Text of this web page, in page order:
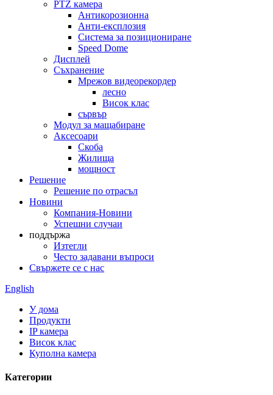
PTZ камера
Антикорозионна
Анти-експлозия
Система за позициониране
Speed ​​Dome
Дисплей
Съхранение
Мрежов видеорекордер
лесно
Висок клас
сървър
Модул за мащабиране
Аксесоари
Скоба
Жилища
мощност
Решение
Решение по отрасъл
Новини
Компания-Новини
Успешни случаи
поддържа
Изтегли
Често задавани въпроси
Свържете се с нас
English
У дома
Продукти
IP камера
Висок клас
Куполна камера
Категории